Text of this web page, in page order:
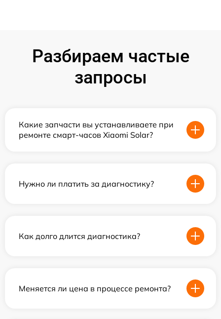
Разбираем частые
запросы
Какие запчасти вы устанавливаете при
ремонте смарт-часов Xiaomi Solar?
Нужно ли платить за диагностику?
Как долго длится диагностика?
Меняется ли цена в процессе ремонта?